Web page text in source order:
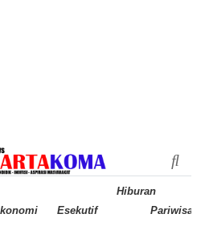
Esekutif
Hiburan
Pariwisata